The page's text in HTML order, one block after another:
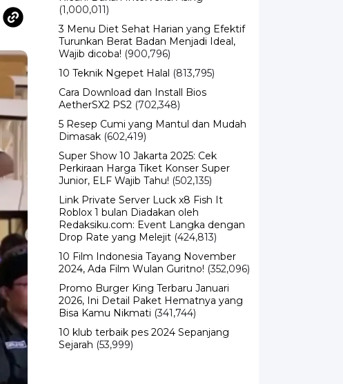
3 Menu Diet Sehat Harian yang Efektif
Wajib dicoba! (900,796)
10 Teknik Ngepet Halal
Cara Download dan Install Bios
5 Resep Cumi yang Mantul dan Mudah
Super Show 10 Jakarta 2025: Cek
Junior, ELF Wajib Tahu! (502,135)
Link Private Server Luck x8 Fish It
Redaksiku.com: Event Langka dengan
Drop Rate yang Melejit (424,813)
10 Film Indonesia Tayang November
Promo Burger King Terbaru Januari
Bisa Kamu Nikmati
(341,744)
10 klub terbaik pes 2024 Sepanjang